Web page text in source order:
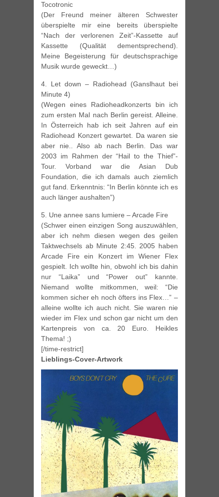
Tocotronic
(Der Freund meiner älteren Schwester
überspielte mir eine bereits überspielte
“Nach der verlorenen Zeit”-Kassette auf
Kassette (Qualität dementsprechend).
Meine Begeisterung für deutschsprachige
Musik wurde geweckt…)
4. Let down – Radiohead (Ganslhaut bei
Minute 4)
(Wegen eines Radioheadkonzerts bin ich
zum ersten Mal nach Berlin gereist. Alleine.
In Österreich hab ich seit Jahren auf ein
Radiohead Konzert gewartet. Da waren sie
aber nie.. Also ab nach Berlin. Das war
2003 im Rahmen der “Hail to the Thief”-
Tour. Vorband war die Asian Dub
Foundation, die ich damals auch ziemlich
gut fand. Erkenntnis: “In Berlin könnte ich es
auch länger aushalten”)
5. Une annee sans lumiere – Arcade Fire
(Schwer einen einzigen Song auszuwählen,
aber ich nehm diesen wegen des geilen
Taktwechsels ab Minute 2:45. 2005 haben
Arcade Fire ein Konzert im Wiener Flex
gespielt. Ich wollte hin, obwohl ich bis dahin
nur “Laika” und “Power out” kannte.
Niemand wollte mitkommen, weil: “Die
kommen sicher eh noch öfters ins Flex…” –
alleine wollte ich auch nicht. Sie waren nie
wieder im Flex und schon gar nicht um den
Kartenpreis von ca. 20 Euro. Heikles
Thema! ;)
[/time-restrict]
Lieblings-Cover-Artwork